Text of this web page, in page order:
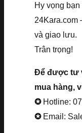
Hy vọng
24Kara.com
và giao lưu.
Trân trọng!
Để được tư
mua hàng,
✪ Hotline:
✪ Email: